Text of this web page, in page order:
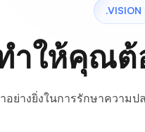
.VISION
ำให้คุณต้
อย่างยิ่งในการรักษาความ